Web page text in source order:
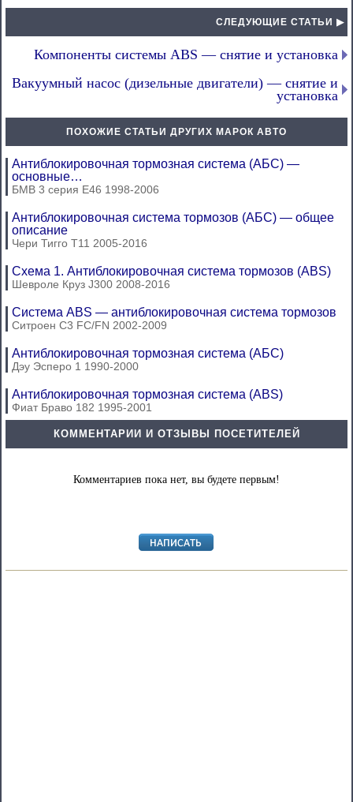
СЛЕДУЮЩИЕ СТАТЬИ ▶
Компоненты системы ABS — снятие и установка
Вакуумный насос (дизельные двигатели) — снятие и
установка
ПОХОЖИЕ СТАТЬИ ДРУГИХ МАРОК АВТО
Антиблокировочная тормозная система (АБС) —
основные…
БМВ 3 серия Е46 1998-2006
Антиблокировочная система тормозов (АБС) — общее
описание
Чери Тигго Т11 2005-2016
Схема 1. Антиблокировочная система тормозов (ABS)
Шевроле Круз J300 2008-2016
Система ABS — антиблокировочная система тормозов
Ситроен С3 FC/FN 2002-2009
Антиблокировочная тормозная система (АБС)
Дэу Эсперо 1 1990-2000
Антиблокировочная тормозная система (ABS)
Фиат Браво 182 1995-2001
КОММЕНТАРИИ И ОТЗЫВЫ ПОСЕТИТЕЛЕЙ
Комментариев пока нет, вы будете первым!